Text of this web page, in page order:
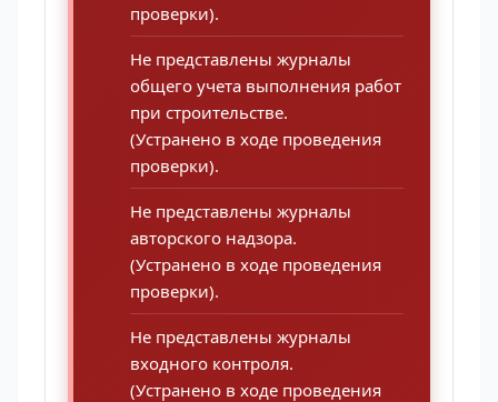
проверки).
Не представлены журналы
общего учета выполнения работ
при строительстве.
(Устранено в ходе проведения
проверки).
Не представлены журналы
авторского надзора.
(Устранено в ходе проведения
проверки).
Не представлены журналы
входного контроля.
(Устранено в ходе проведения